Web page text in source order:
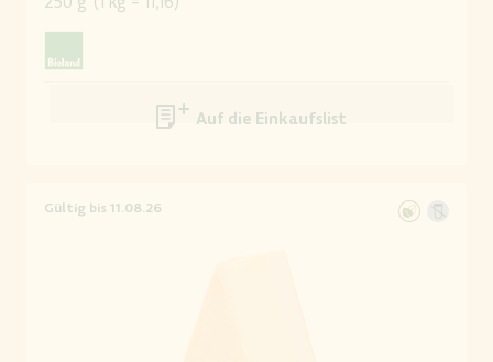
Auf die Einkaufsliste
Gültig bis 11.08.26